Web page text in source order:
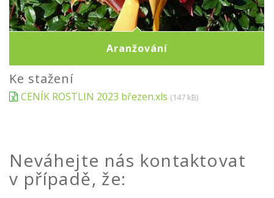
Aranžování
Ke stažení
CENÍK ROSTLIN 2023 březen.xls (147 kB)
Neváhejte nás kontaktovat
v případě, že: